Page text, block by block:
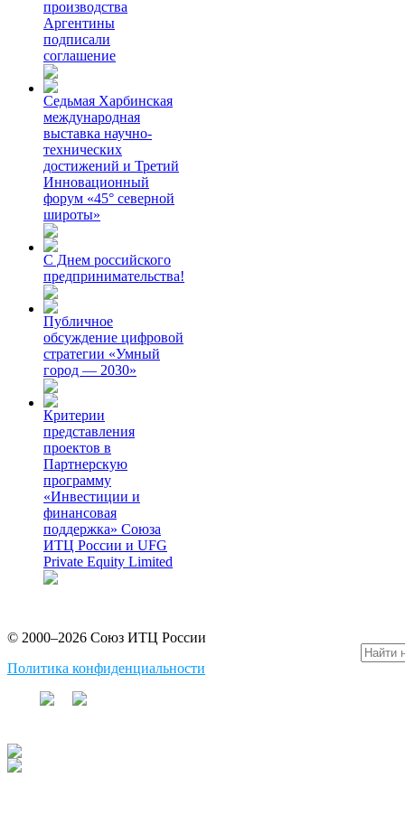
производства
Аргентины
подписали
соглашение
Седьмая Харбинская
международная
выставка научно-
технических
достижений и Третий
Инновационный
форум «45° северной
широты»
С Днем российского
предпринимательства!
Публичное
обсуждение цифровой
стратегии «Умный
город — 2030»
Критерии
представления
проектов в
Партнерскую
программу
«Инвестиции и
финансовая
поддержка» Союза
ИТЦ России и UFG
Private Equity Limited
© 2000–2026 Союз ИТЦ России
Политика конфиденциальности